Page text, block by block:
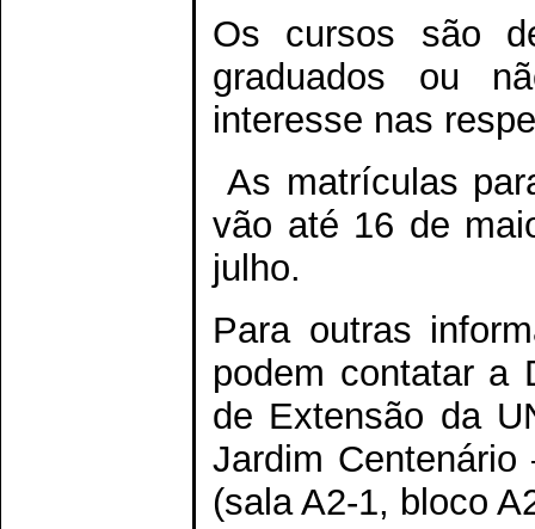
Os cursos são
graduados ou
interesse nas
As matrículas
vão até 16 de
julho.
Para outras
podem contatar a
de Extensão da
Jardim
(sala A2-1, bloco